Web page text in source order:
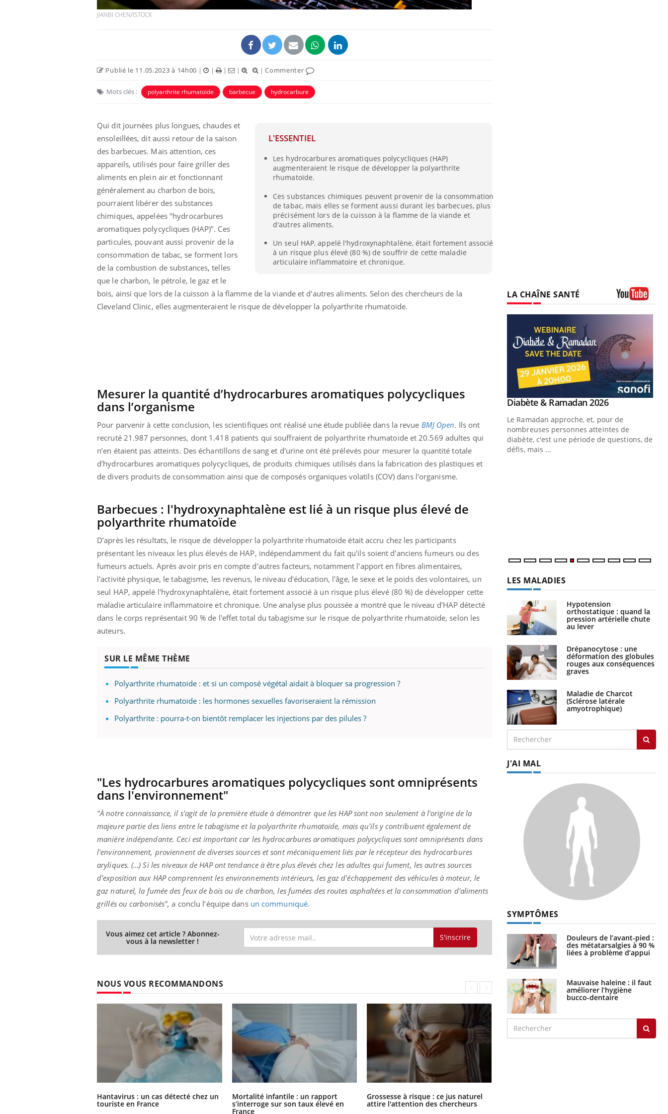
JIANBI CHEN/ISTOCK
Publié le 11.05.2023 à 14h00 | | | | |Commenter
Mots clés : polyarthrite rhumatoïde barbecue hydrocarbure
L'ESSENTIEL
Les hydrocarbures aromatiques polycycliques (HAP)
augmenteraient le risque de développer la polyarthrite
rhumatoïde.
Ces substances chimiques peuvent provenir de la consommation
de tabac, mais elles se forment aussi durant les barbecues, plus
précisément lors de la cuisson à la flamme de la viande et
d'autres aliments.
Un seul HAP, appelé l'hydroxynaphtalène, était fortement associé
à un risque plus élevé (80 %) de souffrir de cette maladie
articulaire inflammatoire et chronique.
Qui dit journées plus longues, chaudes et
ensoleillées, dit aussi retour de la saison
des barbecues. Mais attention, ces
appareils, utilisés pour faire griller des
aliments en plein air et fonctionnant
généralement au charbon de bois,
pourraient libérer des substances
chimiques, appelées "hydrocarbures
aromatiques polycycliques (HAP)". Ces
particules, pouvant aussi provenir de la
consommation de tabac, se forment lors
de la combustion de substances, telles
que le charbon, le pétrole, le gaz et le
bois, ainsi que lors de la cuisson à la flamme de la viande et d'autres aliments. Selon des chercheurs de la
Cleveland Clinic, elles augmenteraient le risque de développer la polyarthrite rhumatoïde.
Mesurer la quantité d’hydrocarbures aromatiques polycycliques
dans l’organisme
Pour parvenir à cette conclusion, les scientifiques ont réalisé une étude publiée dans la revue BMJ Open. Ils ont
recruté 21.987 personnes, dont 1.418 patients qui souffraient de polyarthrite rhumatoïde et 20.569 adultes qui
n’en étaient pas atteints. Des échantillons de sang et d'urine ont été prélevés pour mesurer la quantité totale
d'hydrocarbures aromatiques polycycliques, de produits chimiques utilisés dans la fabrication des plastiques et
de divers produits de consommation ainsi que de composés organiques volatils (COV) dans l'organisme.
Barbecues : l'hydroxynaphtalène est lié à un risque plus élevé de
polyarthrite rhumatoïde
D’après les résultats, le risque de développer la polyarthrite rhumatoïde était accru chez les participants
présentant les niveaux les plus élevés de HAP, indépendamment du fait qu'ils soient d'anciens fumeurs ou des
fumeurs actuels. Après avoir pris en compte d’autres facteurs, notamment l'apport en fibres alimentaires,
l'activité physique, le tabagisme, les revenus, le niveau d'éducation, l'âge, le sexe et le poids des volontaires, un
seul HAP, appelé l'hydroxynaphtalène, était fortement associé à un risque plus élevé (80 %) de développer cette
maladie articulaire inflammatoire et chronique. Une analyse plus poussée a montré que le niveau d'HAP détecté
dans le corps représentait 90 % de l'effet total du tabagisme sur le risque de polyarthrite rhumatoïde, selon les
auteurs.
SUR LE MÊME THÈME
Polyarthrite rhumatoïde : et si un composé végétal aidait à bloquer sa progression ?
Polyarthrite rhumatoïde : les hormones sexuelles favoriseraient la rémission
Polyarthrite : pourra-t-on bientôt remplacer les injections par des pilules ?
"Les hydrocarbures aromatiques polycycliques sont omniprésents
dans l'environnement"
"À notre connaissance, il s'agit de la première étude à démontrer que les HAP sont non seulement à l'origine de la
majeure partie des liens entre le tabagisme et la polyarthrite rhumatoïde, mais qu'ils y contribuent également de
manière indépendante. Ceci est important car les hydrocarbures aromatiques polycycliques sont omniprésents dans
l'environnement, proviennent de diverses sources et sont mécaniquement liés par le récepteur des hydrocarbures
aryliques. (…) Si les niveaux de HAP ont tendance à être plus élevés chez les adultes qui fument, les autres sources
d'exposition aux HAP comprennent les environnements intérieurs, les gaz d'échappement des véhicules à moteur, le
gaz naturel, la fumée des feux de bois ou de charbon, les fumées des routes asphaltées et la consommation d'aliments
grillés ou carbonisés", a conclu l’équipe dans un communiqué.
Vous aimez cet article ? Abonnez-
vous à la newsletter ! S'inscrire
NOUS VOUS RECOMMANDONS
Hantavirus : un cas détecté chez un
touriste en France
Mortalité infantile : un rapport
s’interroge sur son taux élevé en
France
Grossesse à risque : ce jus naturel
attire l'attention des chercheurs
LA CHAÎNE SANTÉ
Carence en fer : comprendre pour
Youtube
Fatigue, irritabilité, brouillard mental ou
même alopécie… Les symptômes de la
carence en fer sont multiples ce qui la rend
Youtube
Insuline & Charge mentale : et si on
En 2026, l'insuline dans le diabète de type 2
reste entourée d'idées reçues chez les
patients comme parfois chez les soignants.
Youtube
Eczéma Chronique des Mains : se
L'été arrive… et avec lui, un tout nouveau
rythme de vie ! Vacances, plage, piscine,
soleil, activités en plein air… Nos mains
sont ...
Youtube
Diabète & Ramadan 2026Youtube
Le Ramadan approche, et, pour de
nombreuses personnes atteintes de
diabète, c'est une période de questions, de
défis, mais ...
LES MALADIES
Hypotension
orthostatique : quand la
pression artérielle chute
au lever
Drépanocytose : une
déformation des globules
rouges aux conséquences
graves
Maladie de Charcot
(Sclérose latérale
amyotrophique)
J'AI MAL
SYMPTÔMES
Douleurs de l’avant-pied :
des métatarsalgies à 90 %
liées à problème d’appui
Mauvaise haleine : il faut
améliorer l’hygiène
bucco-dentaire